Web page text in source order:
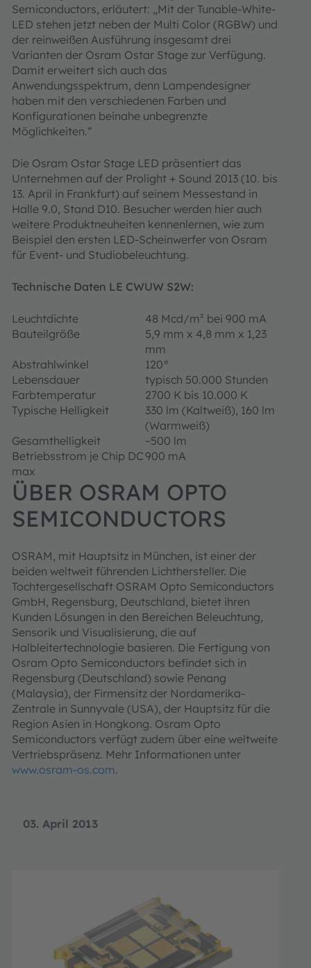
03. April 2013
Semiconductors, erläutert: „Mit der Tunable-White-
LED stehen jetzt neben der Multi Color (RGBW) und
der reinweißen Ausführung insgesamt drei
Varianten der Osram Ostar Stage zur Verfügung.
Damit erweitert sich auch das
Anwendungsspektrum, denn Lampendesigner
haben mit den verschiedenen Farben und
Konfigurationen beinahe unbegrenzte
Möglichkeiten.“
Die Osram Ostar Stage LED präsentiert das
Unternehmen auf der Prolight + Sound 2013 (10. bis
13. April in Frankfurt) auf seinem Messestand in
Halle 9.0, Stand D10. Besucher werden hier auch
weitere Produktneuheiten kennenlernen, wie zum
Beispiel den ersten LED-Scheinwerfer von Osram
für Event- und Studiobeleuchtung.
Technische Daten LE CWUW S2W:
Leuchtdichte
48 Mcd/m² bei 900 mA
Bauteilgröße
5,9 mm x 4,8 mm x 1,23
mm
Abstrahlwinkel
120°
Lebensdauer
typisch 50.000 Stunden
Farbtemperatur
2700 K bis 10.000 K
Typische Helligkeit
330 lm (Kaltweiß), 160 lm
(Warmweiß)
Gesamthelligkeit
~500 lm
Betriebsstrom je Chip DC
max
900 mA
ÜBER OSRAM OPTO
SEMICONDUCTORS
OSRAM, mit Hauptsitz in München, ist einer der
beiden weltweit führenden Lichthersteller. Die
Tochtergesellschaft OSRAM Opto Semiconductors
GmbH, Regensburg, Deutschland, bietet ihren
Kunden Lösungen in den Bereichen Beleuchtung,
Sensorik und Visualisierung, die auf
Halbleitertechnologie basieren. Die Fertigung von
Osram Opto Semiconductors befindet sich in
Regensburg (Deutschland) sowie Penang
(Malaysia), der Firmensitz der Nordamerika-
Zentrale in Sunnyvale (USA), der Hauptsitz für die
Region Asien in Hongkong. Osram Opto
Semiconductors verfügt zudem über eine weltweite
Vertriebspräsenz. Mehr Informationen unter
www.osram-os.com.